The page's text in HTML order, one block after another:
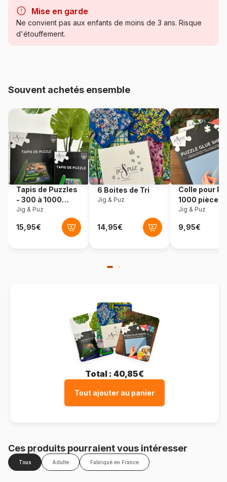
Catégorie Puzzles - Animaux sauvages
Référence Grafika-F-30026
EAN 3663384300264
Nombre de pièces 1500 pièces
Dimensions 85 x 61 cm
Matière primaire
Format boîte Boîte en carton
Mise en garde
Ne convient pas aux enfants de moins de 3 ans. Risque
d'étouffement.
Souvent achetés ensemble
Tapis de Puzzles
- 300 à 1000
pièces
Jig & Puz
6 Boites de Tri
Jig & Puz
Colle pour
1000 pièces
Jig & Puz
Total : 40,85€
Tout ajouter au panier
Ces produits pourraient vous intéresser
Tous Adulte Fabriqué en France